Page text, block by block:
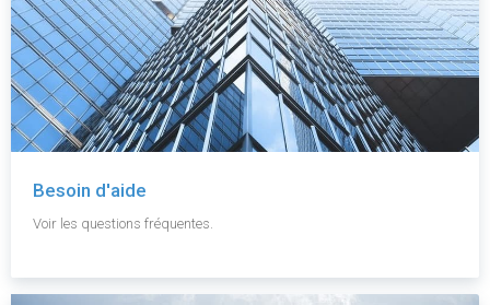
Besoin d'aide
Voir les questions fréquentes.